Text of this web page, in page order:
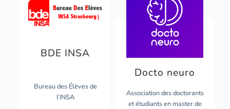
BDE INSA
Bureau des Élèves de
l’INSA
Docto neuro
Association des doctorants
et étudiants en master de